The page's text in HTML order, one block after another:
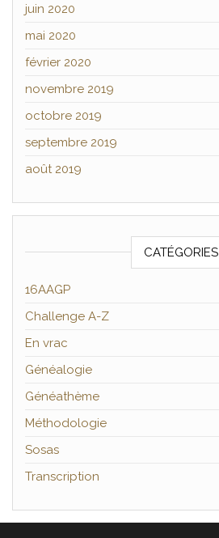
juin 2020
mai 2020
février 2020
novembre 2019
octobre 2019
septembre 2019
août 2019
CATÉGORIES
16AAGP
Challenge A-Z
En vrac
Généalogie
Généathème
Méthodologie
Sosas
Transcription